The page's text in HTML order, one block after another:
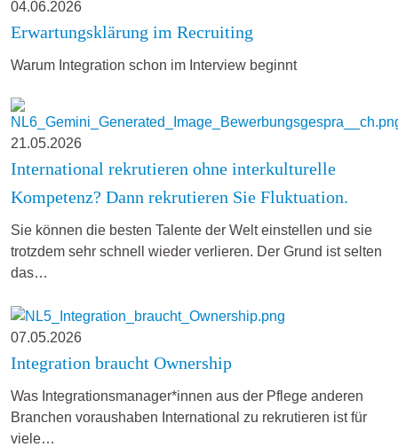
04.06.2026
Erwartungsklärung im Recruiting
Warum Integration schon im Interview beginnt
21.05.2026
International rekrutieren ohne interkulturelle
Kompetenz? Dann rekrutieren Sie Fluktuation.
Sie können die besten Talente der Welt einstellen und sie
trotzdem sehr schnell wieder verlieren. Der Grund ist selten
das…
07.05.2026
Integration braucht Ownership
Was Integrationsmanager*innen aus der Pflege anderen
Branchen voraushaben International zu rekrutieren ist für
viele…